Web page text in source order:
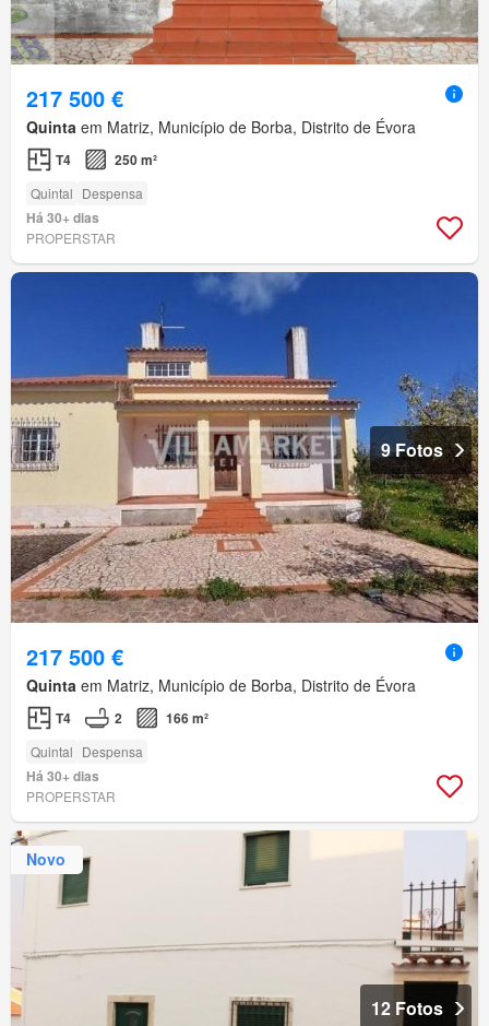
217 500 €
Quinta em Matriz, Município de Borba, Distrito de Évora
T4 250 m²
Quintal Despensa
Há 30+ dias
PROPERSTAR
9 Fotos
217 500 €
Quinta em Matriz, Município de Borba, Distrito de Évora
T4 2 166 m²
Quintal Despensa
Há 30+ dias
PROPERSTAR
Novo
12 Fotos